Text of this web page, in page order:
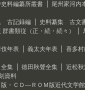
料編纂所叢書
尾州家河内
古記録編
史料纂集 古文
群書類従（正・続・続々）
年表
義太夫年表
喜多
集
徳田秋聲全集
近松
資料
版・ＣＤ―ＲＯＭ版近代文学館